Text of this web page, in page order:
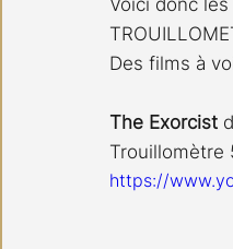
Voici donc
Des films à
The Exorcist
Trouillomètre
https://